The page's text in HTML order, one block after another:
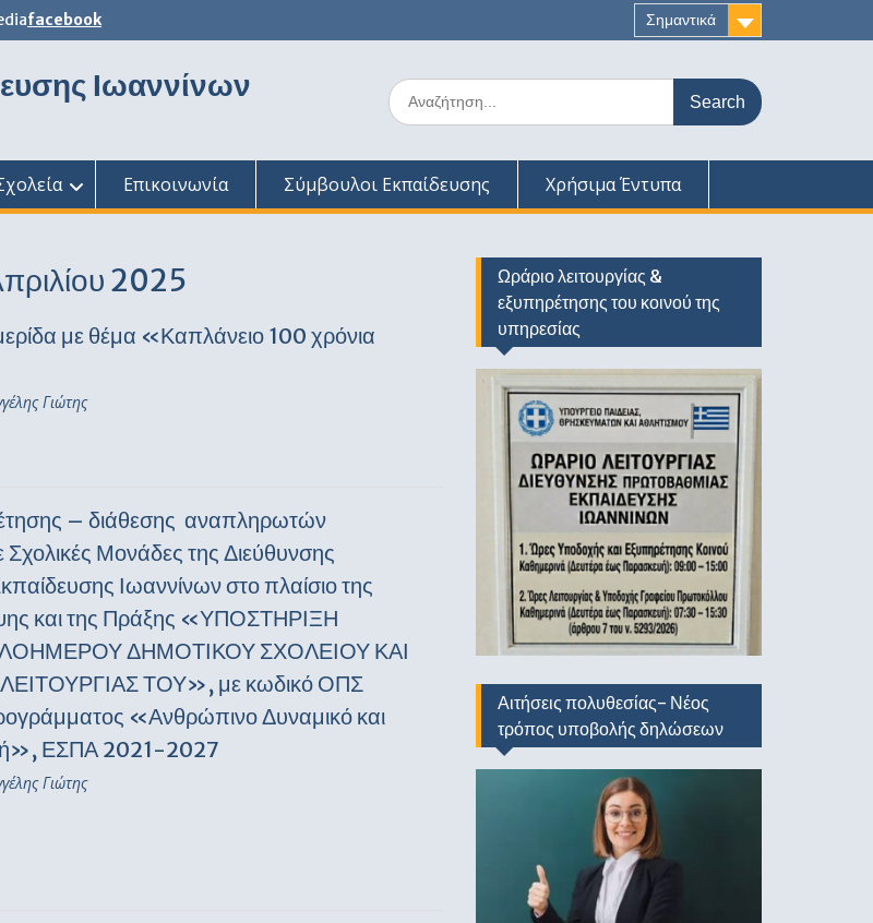
facebook Σημαντικά
Ιωαννίνων
Search
for:
Επικοινωνία Σύμβουλοι Εκπαίδευσης Χρήσιμα Έντυπα
2025
με θέμα «Καπλάνειο 100 χρόνια
Γιώτης
– διάθεσης αναπληρωτών
Σχολικές Μονάδες της Διεύθυνσης
Ιωαννίνων στο πλαίσιο της
και της Πράξης «ΥΠΟΣΤΗΡΙΞΗ
ΔΗΜΟΤΙΚΟΥ ΣΧΟΛΕΙΟΥ ΚΑΙ
ΤΟΥ», με κωδικό ΟΠΣ
«Ανθρώπινο Δυναμικό και
ΕΣΠΑ 2021-2027
Γιώτης
Ωράριο λειτουργίας &
εξυπηρέτησης του κοινού της
υπηρεσίας
Αιτήσεις πολυθεσίας- Νέος
τρόπος υποβολής δηλώσεων